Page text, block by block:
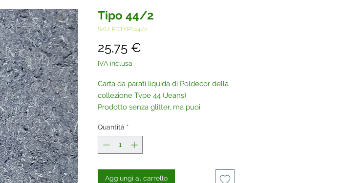
Tipo 44/2
SKU: PDTYPE44/2
25,75 €
IVA inclusa
Carta da parati liquida di Poldecor della
collezione Type 44 (Jeans)
Prodotto senza glitter, ma puoi
scelta.
Contattaci
.
Quantità *
Aggiungi al carrello